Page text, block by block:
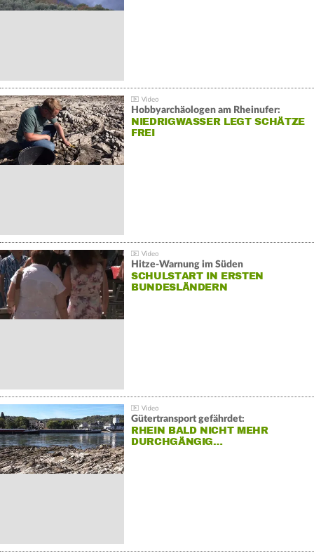
Hobbyarchäologen am Rheinufer:
NIEDRIGWASSER LEGT SCHÄTZE
FREI
Hitze-Warnung im Süden
SCHULSTART IN ERSTEN
BUNDESLÄNDERN
Gütertransport gefährdet:
RHEIN BALD NICHT MEHR
DURCHGÄNGIG…